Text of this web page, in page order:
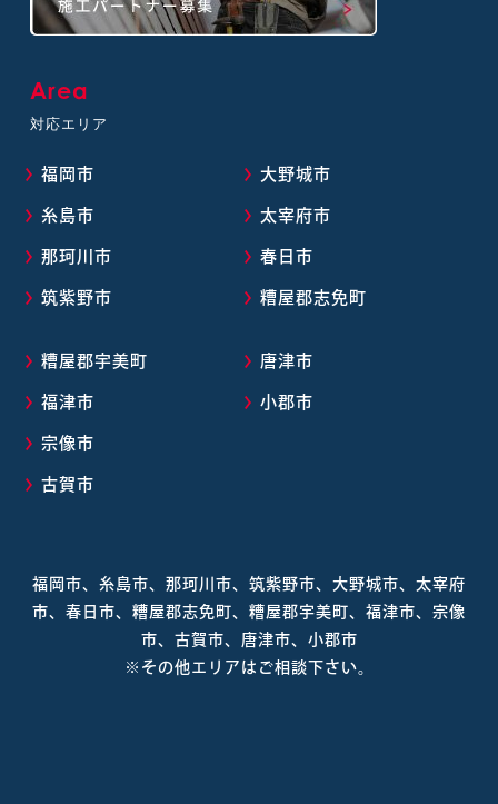
Area
対応エリア
福岡市
糸島市
那珂川市
筑紫野市
大野城市
太宰府市
春日市
糟屋郡志免町
糟屋郡宇美町
福津市
宗像市
古賀市
唐津市
小郡市
福岡市、糸島市、那珂川市、筑紫野市、大野城市、太宰府
市、春日市、糟屋郡志免町、糟屋郡宇美町、福津市、宗像
市、古賀市、唐津市、小郡市
※その他エリアはご相談下さい。